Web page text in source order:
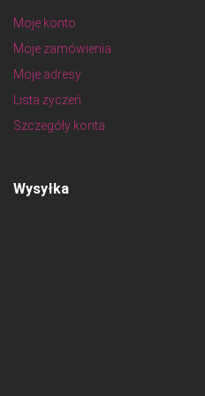
Moje konto
Moje zamówienia
Moje adresy
Lista życzeń
Szczegóły konta
Wysyłka